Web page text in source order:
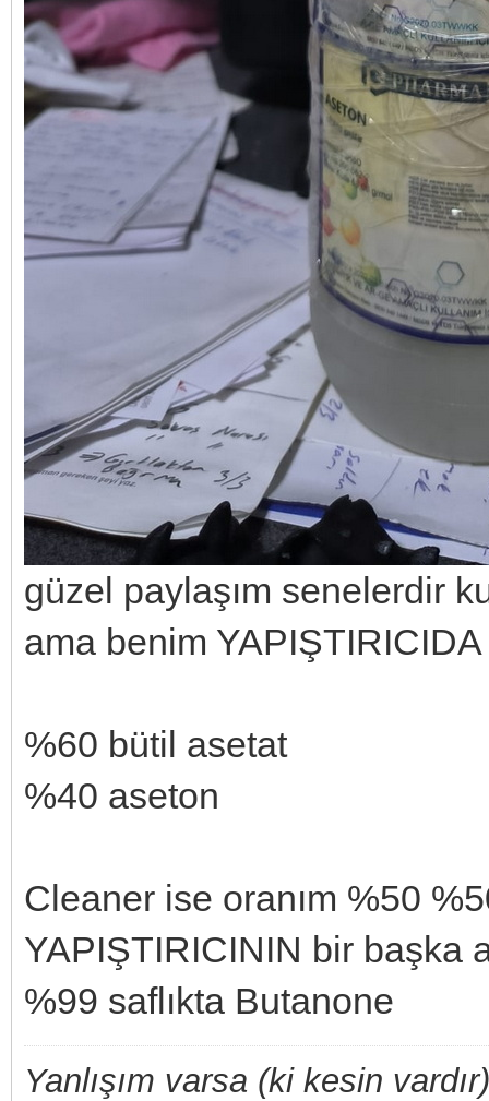
güzel paylaşım senelerdir
ama benim YAPIŞTIRICIDA
%60 bütil asetat
%40 aseton
Cleaner ise oranım %50
YAPIŞTIRICININ bir başka
%99 saflıkta Butanone
Yanlışım varsa (ki kesin